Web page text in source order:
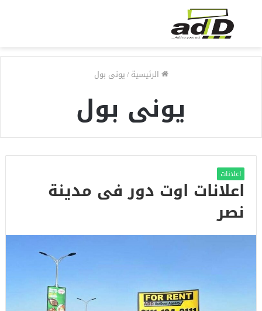
الرئيسية/يونى بول
يونى بول
اعلانات
اعلانات اوت دور فى مدينة
نصر